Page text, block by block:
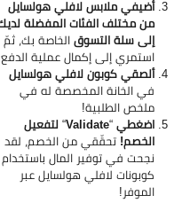
أضيفي ملابس لافلي هولسايل
من مختلف الفئات المفضلة لديك
إلى سلة التسوقالخاصة بك، ثمّ
استمري إلى إكمال عملية الدفع.
ألصقي كوبون لافلي هولسايل
في الخانة المخصصة له في
ملخص الطلبية!
اضغطي“
Validate
“لتفعيل
الخصم!تحقّقي من الخصم، لقد
نجحت في توفير المال باستخدام
كوبونات لافلي هولسايل عبر
الموفر!